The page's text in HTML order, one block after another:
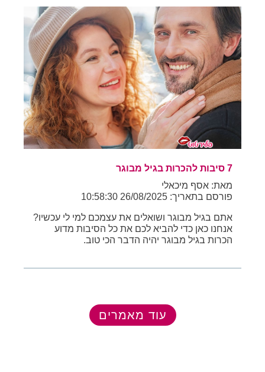
7 סיבות להכרות בגיל מבוגר
מאת: אסף מיכאלי
פורסם בתאריך: 26/08/2025 10:58:30
אתם בגיל מבוגר ושואלים את עצמכם למי לי עכשיו?
אנחנו כאן כדי להביא לכם את כל הסיבות מדוע
הכרות בגיל מבוגר יהיה הדבר הכי טוב.
עוד מאמרים